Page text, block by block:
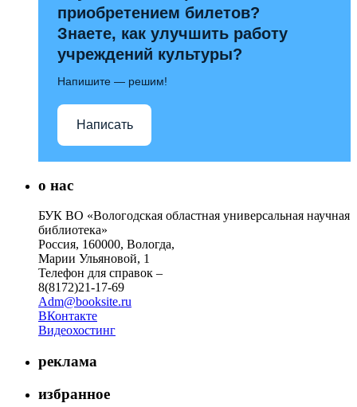
приобретением билетов?
Знаете, как улучшить работу
учреждений культуры?
Напишите — решим!
Написать
о нас
БУК ВО «Вологодская областная универсальная научная
библиотека»
Россия, 160000, Вологда,
Марии Ульяновой, 1
Телефон для справок –
8(8172)21-17-69
Adm@booksite.ru
ВКонтакте
Видеохостинг
реклама
избранное